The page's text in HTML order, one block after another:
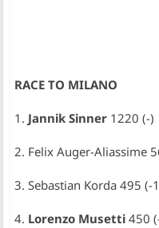
RACE TO MILANO
1. Jannik Sinner 1220 (-)
2. Felix Auger-Aliassime
3. Sebastian Korda 495 (-
4. Lorenzo Musetti 450